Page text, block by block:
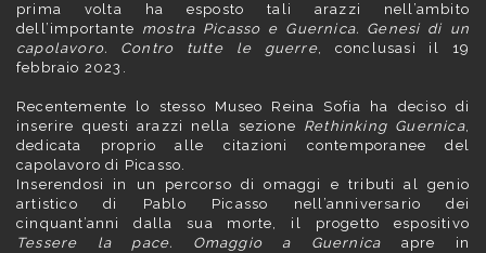
prima volta ha esposto tali arazzi nell’ambito
dell’importante mostra Picasso e Guernica. Genesi di un
capolavoro. Contro tutte le guerre, conclusasi il 19
febbraio 2023.
Recentemente lo stesso Museo Reina Sofia ha deciso di
inserire questi arazzi nella sezione Rethinking Guernica,
dedicata proprio alle citazioni contemporanee del
capolavoro di Picasso.
Inserendosi in un percorso di omaggi e tributi al genio
artistico di Pablo Picasso nell’anniversario dei
cinquant’anni dalla sua morte, il progetto espositivo
Tessere la pace. Omaggio a Guernica apre in